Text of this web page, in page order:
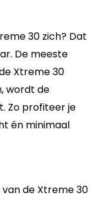
30 zich? Dat
De meeste
Xtreme 30
wordt de
Zo profiteer je
én minimaal
de Xtreme 30